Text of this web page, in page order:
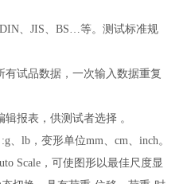
、JIS、BS…等。测试标准规
试品数据，一次输入数据重复
辑报表，供测试者选择 。
、lb，变形单位mm、cm、inch。
Scale，可使图形以最佳尺度显